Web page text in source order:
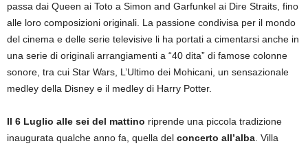
passa dai Queen ai Toto a Simon and Garfunkel ai Dire Straits, fino
alle loro composizioni originali. La passione condivisa per il mondo
del cinema e delle serie televisive li ha portati a cimentarsi anche in
una serie di originali arrangiamenti a “40 dita” di famose colonne
sonore, tra cui Star Wars, L’Ultimo dei Mohicani, un sensazionale
medley della Disney e il medley di Harry Potter.
Il 6 Luglio alle sei del mattino riprende una piccola tradizione
inaugurata qualche anno fa, quella del concerto all’alba. Villa